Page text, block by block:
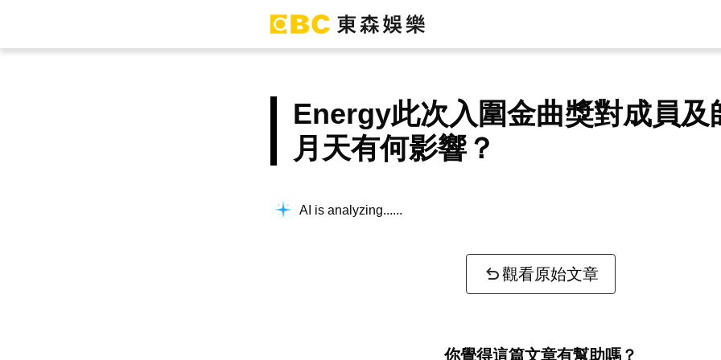
Energy此次入圍金曲獎對成員及
月天有何影響？
AI is analyzing...
觀看原始文章
你覺得這篇文章有幫助嗎？